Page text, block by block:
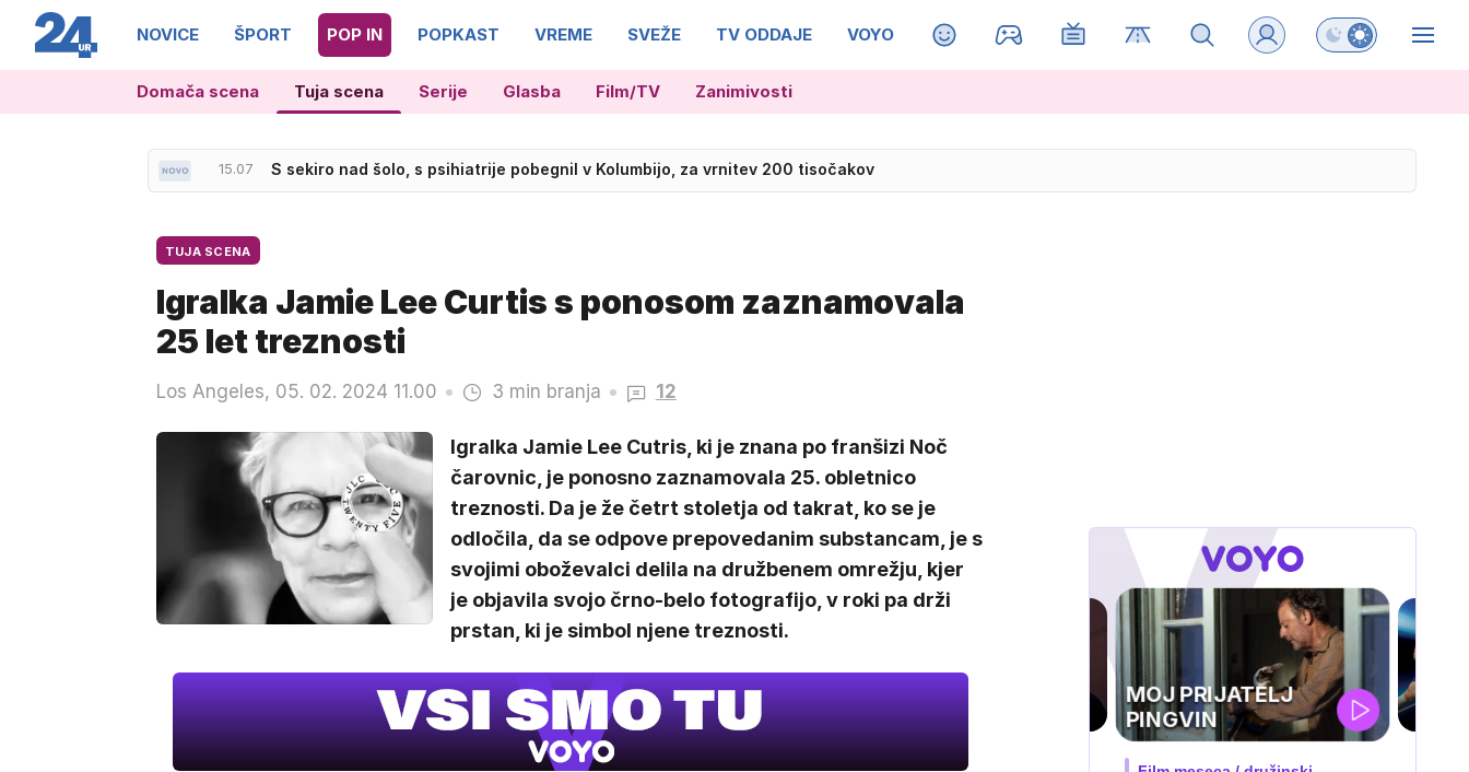
NOVICE ŠPORT POP IN POPKAST VREME SVEŽE TV ODDAJE VOYO MAGAZIN Preklopi barvni
Domača scena Tuja scena Serije Glasba Film/TV Zanimivosti
15.07 S sekiro nad šolo, s psihiatrije pobegnil v Kolumbijo, za vrnitev 200 tisočakov
TUJA SCENA
Igralka Jamie Lee Curtis s ponosom zaznamovala
25 let treznosti
Los Angeles, 05. 02. 2024 11.00 3 min branja 12
Igralka Jamie Lee Cutris, ki je znana po franšizi Noč
čarovnic, je ponosno zaznamovala 25. obletnico
treznosti. Da je že četrt stoletja od takrat, ko se je
odločila, da se odpove prepovedanim substancam, je s
svojimi oboževalci delila na družbenem omrežju, kjer
je objavila svojo črno-belo fotografijo, v roki pa drži
prstan, ki je simbol njene treznosti.
UEFA
SUPERPOKAL